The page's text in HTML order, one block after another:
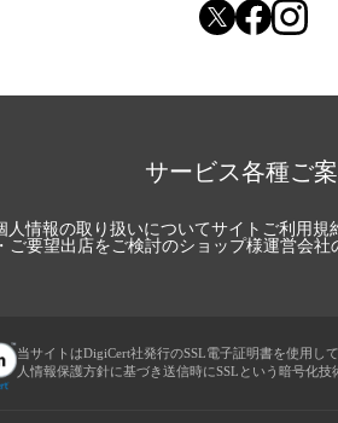
サービス各種ご
人情報の取り扱いについてサイトご利用規
ご要望出店をご検討のショップ様運営会社
当サイトはDigiCert社発行のSSL電子証明書を使用し
人情報保護方針に基づき送信時にSSLという暗号化技